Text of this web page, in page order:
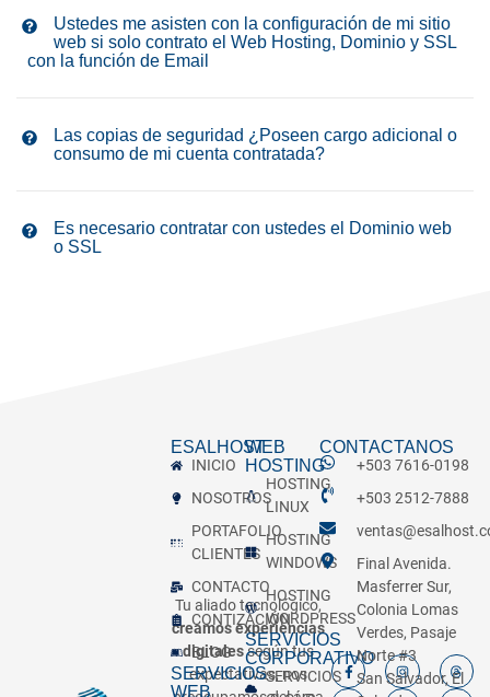
Ustedes me asisten con la configuración de mi sitio
web si solo contrato el Web Hosting, Dominio y SSL
con la función de Email
Las copias de seguridad ¿Poseen cargo adicional o
consumo de mi cuenta contratada?
Es necesario contratar con ustedes el Dominio web
o SSL
Tu aliado tecnológico,
creamos experiencias
digitalessegún tus
expectativas, nos
ESALHOST
INICIO
NOSOTROS
PORTAFOLIO
CLIENTES
CONTACTO
CONTIZACIÓN
BLOG
SERVICIOS
WEB
WEB
HOSTING
HOSTING
LINUX
HOSTING
WINDOWS
HOSTING
WORDPRESS
SERVICIOS
CORPORATIVO
SERVICIOS
CONTACTANOS
+503 7616-0198
+503 2512-7888
Final Avenida.
Masferrer Sur,
Colonia Lomas
Verdes, Pasaje
Norte #3
San Salvador, El